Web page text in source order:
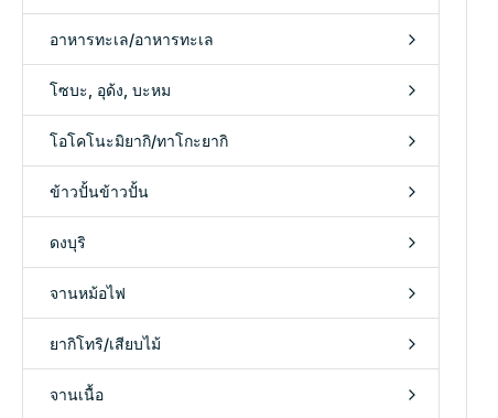
อาหารทะเล/อาหารทะเล
โซบะ, อุด้ง, บะหม
โอโคโนะมิยากิ/ทาโกะยากิ
ข้าวปั้นข้าวปั้น
ดงบุริ
จานหม้อไฟ
ยากิโทริ/เสียบไม้
จานเนื้อ